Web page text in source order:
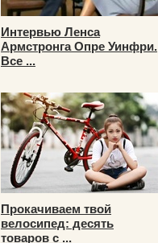
Интервью Ленса
Армстронга Опре Уинфри.
Все ...
Прокачиваем твой
велосипед: десять
товаров с ...